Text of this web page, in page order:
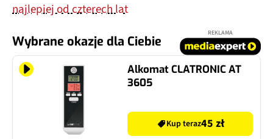
najlepiej od czterech lat
Wybrane okazje dla Ciebie
REKLAMA
Alkomat CLATRONIC AT
3605
Kup teraz45 zł